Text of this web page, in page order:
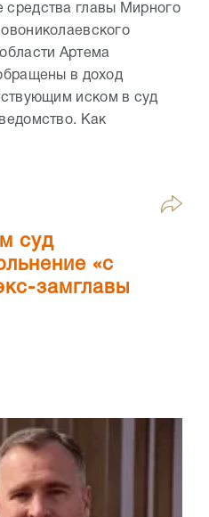
главы Мирного
Артема
в доход
иском в суд
Как
суд
«с
замглавы